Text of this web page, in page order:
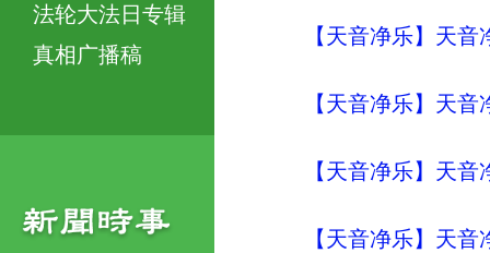
法轮大法日专辑
真相广播稿
【天音净乐】天
【天音净乐】天
【天音净乐】天
【天音净乐】天